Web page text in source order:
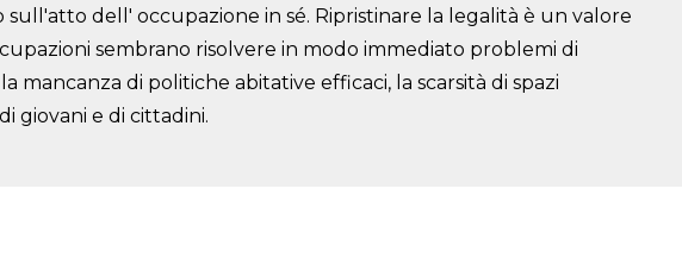
sull'atto dell' occupazione in sé. Ripristinare la legalità è un valore
sembrano risolvere in modo immediato problemi di
mancanza di politiche abitative efficaci, la scarsità di spazi
giovani e di cittadini.